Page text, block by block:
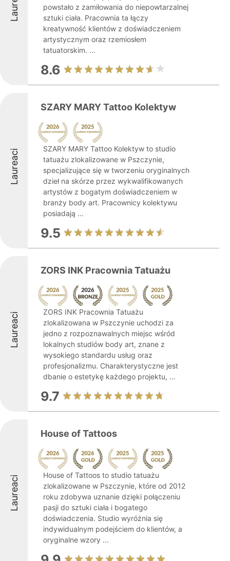
powstało z zamiłowania do niepowtarzalnej
sztuki ciała. Pracownia ta łączy
kreatywność klientów z doświadczeniem
artystycznym oraz rzemiosłem
tatuatorskim. ...
8.6
Laureaci
SZARY MARY Tattoo Kolektyw
SZARY MARY Tattoo Kolektyw to studio
tatuażu zlokalizowane w Pszczynie,
specjalizujące się w tworzeniu oryginalnych
dzieł na skórze przez wykwalifikowanych
artystów z bogatym doświadczeniem w
branży body art. Pracownicy kolektywu
posiadają ...
9.5
Laureaci
ZORS INK Pracownia Tatuażu
ZORS INK Pracownia Tatuażu
zlokalizowana w Pszczynie uchodzi za
jedno z rozpoznawalnych miejsc wśród
lokalnych studiów body art, znane z
wysokiego standardu usług oraz
profesjonalizmu. Charakterystyczne jest
dbanie o estetykę każdego projektu, ...
9.7
Laureaci
House of Tattoos
House of Tattoos to studio tatuażu
zlokalizowane w Pszczynie, które od 2012
roku zdobywa uznanie dzięki połączeniu
pasji do sztuki ciała i bogatego
doświadczenia. Studio wyróżnia się
indywidualnym podejściem do klientów, a
oryginalne wzory ...